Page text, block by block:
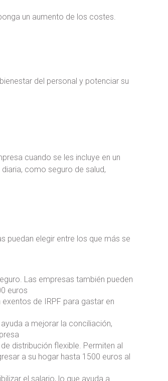
un aumento de los costes.
del personal y potenciar su
cuando se les incluye en un
como seguro de salud,
puedan elegir entre los que más se
Las empresas también pueden
euros
de IRPF para gastar en
a mejorar la conciliación,
distribución flexible. Permiten al
a su hogar hasta 1500 euros al
el salario, lo que ayuda a